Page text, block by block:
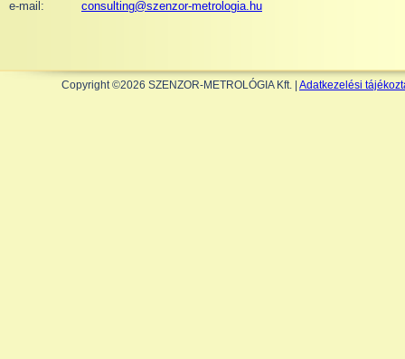
e-mail:
consulting@szenzor-metrologia.hu
Copyright ©2026 SZENZOR-METROLÓGIA Kft. | Adatkezelési